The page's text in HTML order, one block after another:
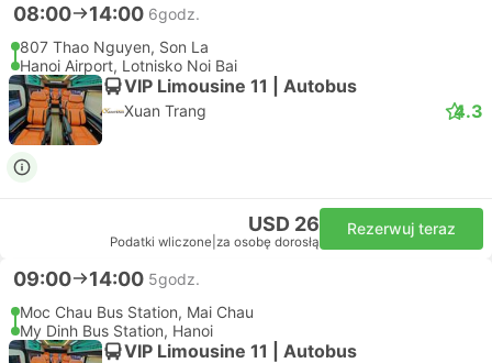
08:00 14:00 6godz.
807 Thao Nguyen, Son La
Hanoi Airport, Lotnisko Noi Bai
VIP Limousine 11 | Autobus
Xuan Trang 4.3
USD 26
Podatki wliczone za osobę dorosłą
Rezerwuj teraz
09:00 14:00 5godz.
Moc Chau Bus Station, Mai Chau
My Dinh Bus Station, Hanoi
VIP Limousine 11 | Autobus